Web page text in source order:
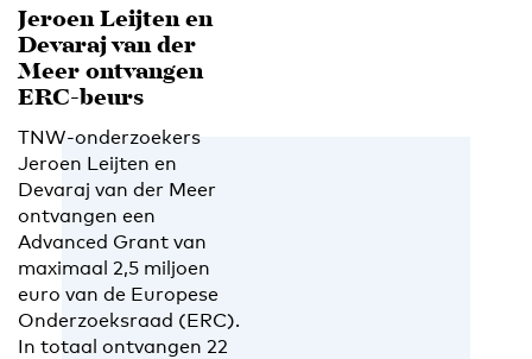
Jeroen Leijten en
Devaraj van der
Meer ontvangen
ERC-beurs
TNW-onderzoekers
Jeroen Leijten en
Devaraj van der Meer
ontvangen een
Advanced Grant van
maximaal 2,5 miljoen
euro van de Europese
Onderzoeksraad (ERC).
In totaal ontvangen 22